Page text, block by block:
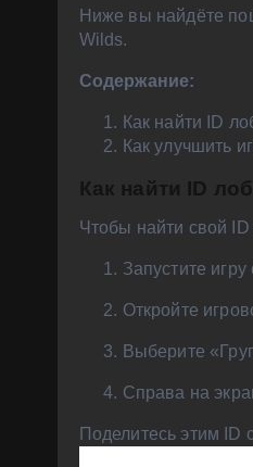
Ниже вы найдёте
Wilds.
Содержание:
Как найти ID
Как улучшить
Как найти ID
Чтобы найти свой
Запустите
Откройте
Выберите
Справа на
Поделитесь этим ID